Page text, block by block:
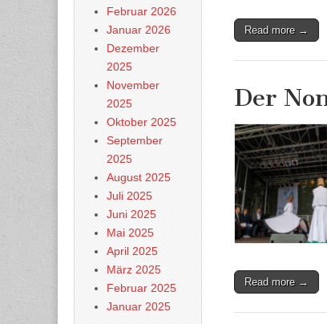
Read more →
Der
Read more →
Februar 2026
Januar 2026
Dezember
2025
November
2025
Oktober 2025
September
2025
August 2025
Juli 2025
Juni 2025
Mai 2025
April 2025
März 2025
Februar 2025
Januar 2025